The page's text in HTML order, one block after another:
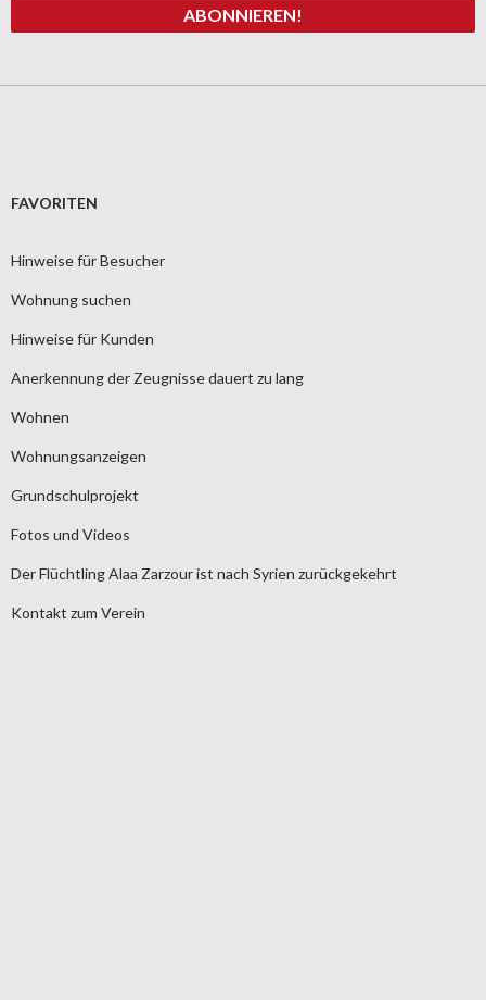
FAVORITEN
Hinweise für Besucher
Wohnung suchen
Hinweise für Kunden
Anerkennung der Zeugnisse dauert zu lang
Wohnen
Wohnungsanzeigen
Grundschulprojekt
Fotos und Videos
Der Flüchtling Alaa Zarzour ist nach Syrien zurückgekehrt
Kontakt zum Verein